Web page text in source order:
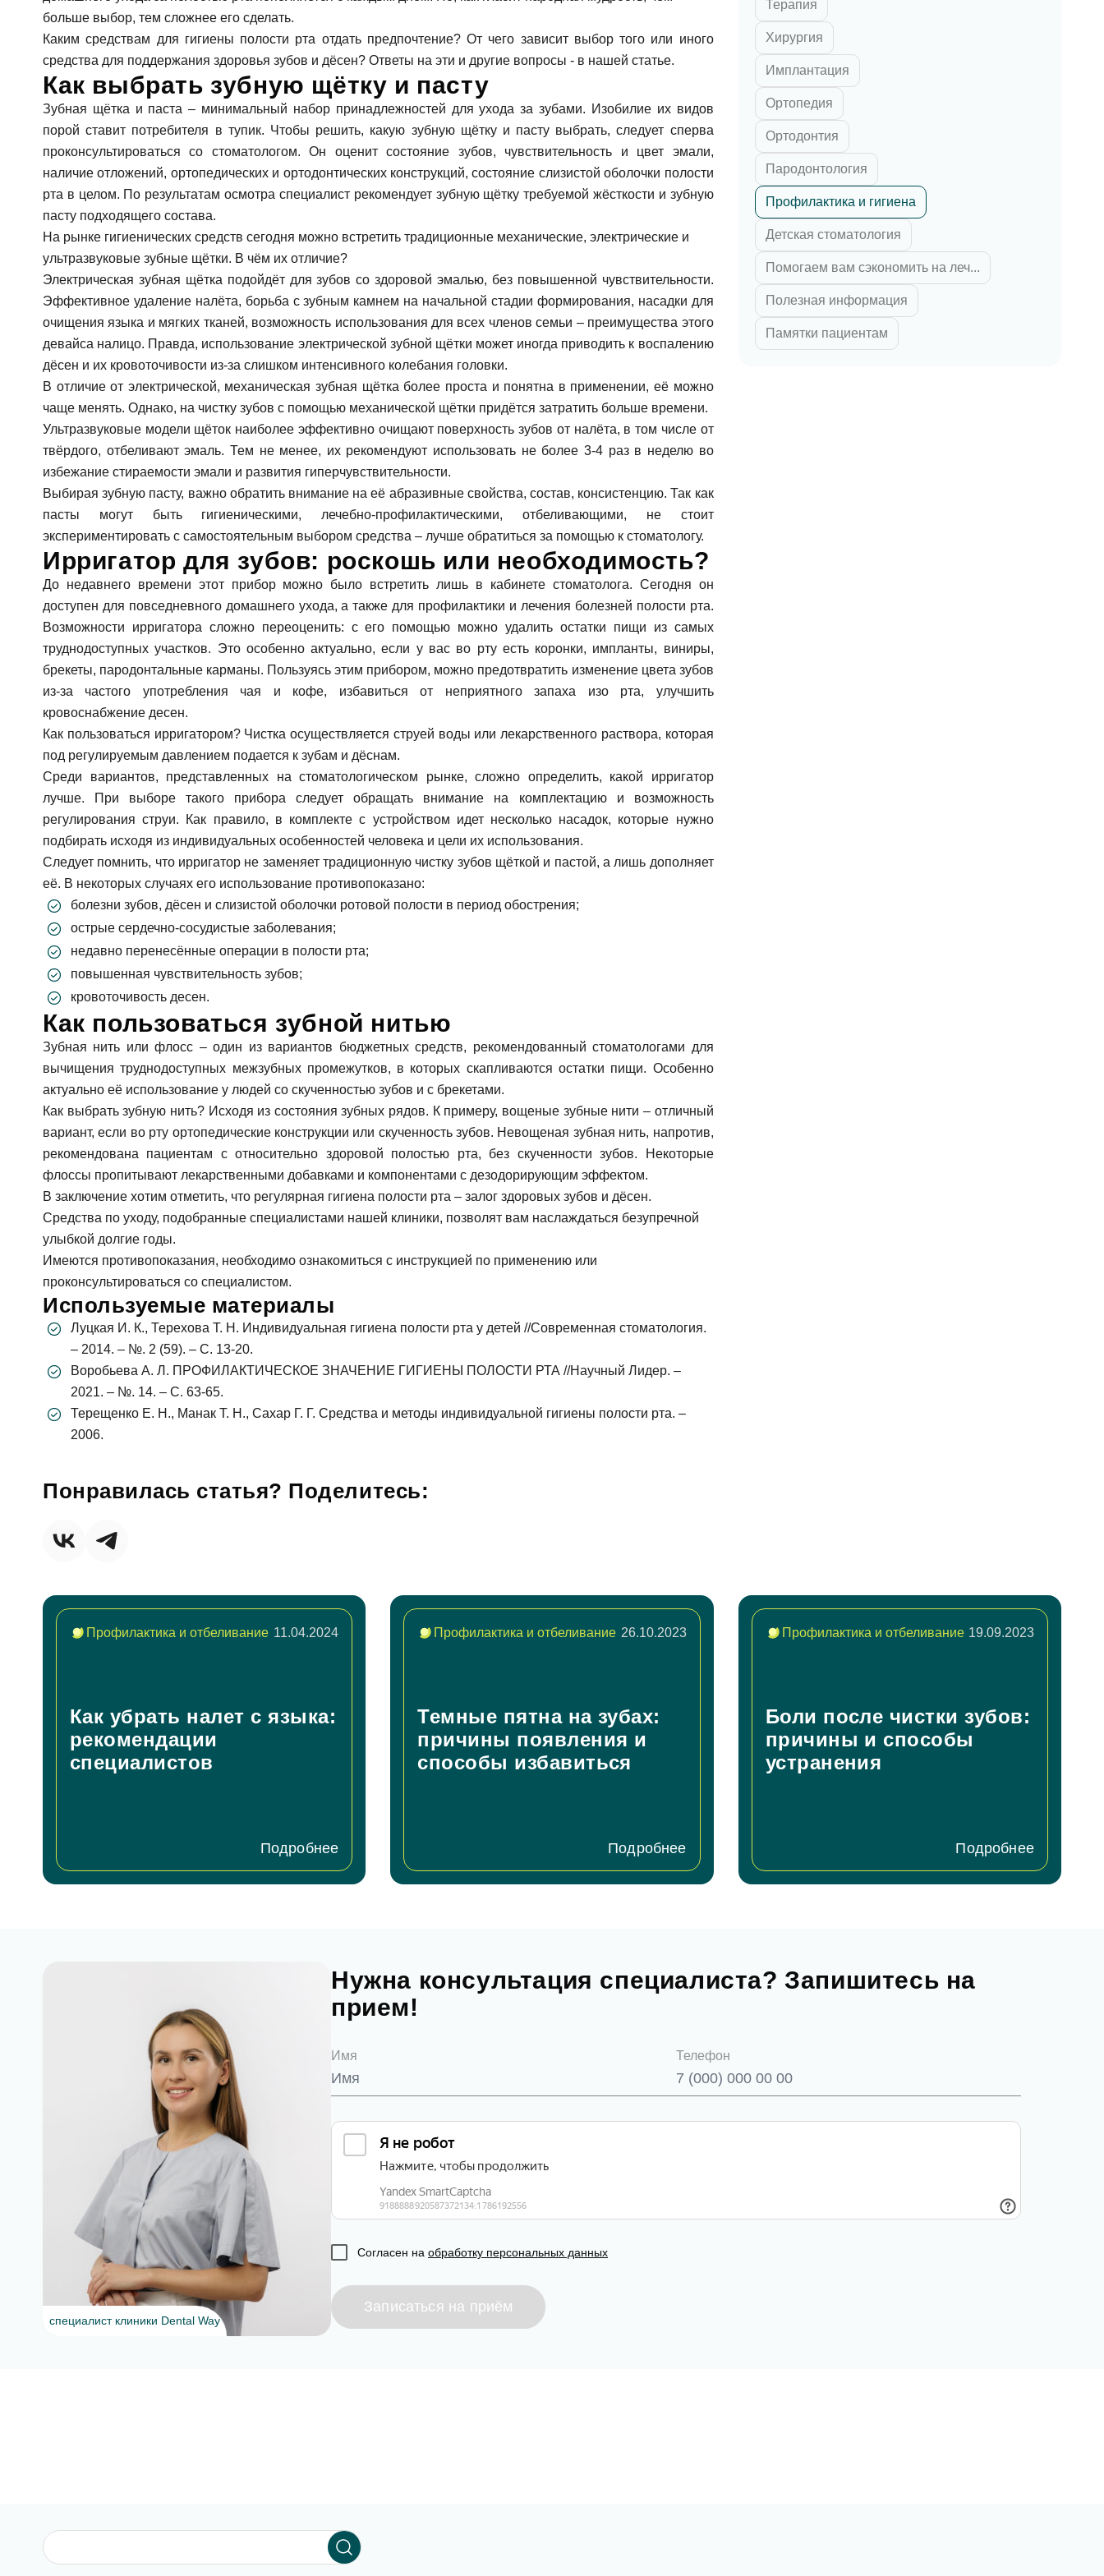
Импланты Straumann
Имплантация передних зубов
Имплантация нижней челюсти
Имплантация верхней челюсти
Ортопедия, протезирование: коронки, вкладки, виниры
Коронка из диоксида циркония
Керамическая коронка E-max
Ортодонтия (исправление прикуса): брекеты, элайнеры
Лечение десен (пародонтология)
Профилактика и профессиональная гигиена
Отбеливание зубов
Гигиена зубов детям и профилактика
больше выбор, тем сложнее его сделать.
Каким средствам для гигиены полости рта отдать предпочтение? От чего зависит выбор того или иного
средства для поддержания здоровья зубов и дёсен? Ответы на эти и другие вопросы - в нашей статье.
Как выбрать зубную щётку и пасту
Зубная щётка и паста – минимальный набор принадлежностей для ухода за зубами. Изобилие их видов
порой ставит потребителя в тупик. Чтобы решить, какую зубную щётку и пасту выбрать, следует сперва
проконсультироваться со стоматологом. Он оценит состояние зубов, чувствительность и цвет эмали,
наличие отложений, ортопедических и ортодонтических конструкций, состояние слизистой оболочки полости
рта в целом. По результатам осмотра специалист рекомендует зубную щётку требуемой жёсткости и зубную
пасту подходящего состава.
На рынке гигиенических средств сегодня можно встретить традиционные механические, электрические и
ультразвуковые зубные щётки. В чём их отличие?
Электрическая зубная щётка подойдёт для зубов со здоровой эмалью, без повышенной чувствительности.
Эффективное удаление налёта, борьба с зубным камнем на начальной стадии формирования, насадки для
очищения языка и мягких тканей, возможность использования для всех членов семьи – преимущества этого
девайса налицо. Правда, использование электрической зубной щётки может иногда приводить к воспалению
дёсен и их кровоточивости из-за слишком интенсивного колебания головки.
В отличие от электрической, механическая зубная щётка более проста и понятна в применении, её можно
чаще менять. Однако, на чистку зубов с помощью механической щётки придётся затратить больше времени.
Ультразвуковые модели щёток наиболее эффективно очищают поверхность зубов от налёта, в том числе от
твёрдого, отбеливают эмаль. Тем не менее, их рекомендуют использовать не более 3-4 раз в неделю во
избежание стираемости эмали и развития гиперчувствительности.
Выбирая зубную пасту, важно обратить внимание на её абразивные свойства, состав, консистенцию. Так как
пасты могут быть гигиеническими, лечебно-профилактическими, отбеливающими, не стоит
экспериментировать с самостоятельным выбором средства – лучше обратиться за помощью к стоматологу.
Ирригатор для зубов: роскошь или необходимость?
До недавнего времени этот прибор можно было встретить лишь в кабинете стоматолога. Сегодня он
доступен для повседневного домашнего ухода, а также для профилактики и лечения болезней полости рта.
Возможности ирригатора сложно переоценить: с его помощью можно удалить остатки пищи из самых
труднодоступных участков. Это особенно актуально, если у вас во рту есть коронки, импланты, виниры,
брекеты, пародонтальные карманы. Пользуясь этим прибором, можно предотвратить изменение цвета зубов
из-за частого употребления чая и кофе, избавиться от неприятного запаха изо рта, улучшить
кровоснабжение десен.
Как пользоваться ирригатором? Чистка осуществляется струей воды или лекарственного раствора, которая
под регулируемым давлением подается к зубам и дёснам.
Среди вариантов, представленных на стоматологическом рынке, сложно определить, какой ирригатор
лучше. При выборе такого прибора следует обращать внимание на комплектацию и возможность
регулирования струи. Как правило, в комплекте с устройством идет несколько насадок, которые нужно
подбирать исходя из индивидуальных особенностей человека и цели их использования.
Следует помнить, что ирригатор не заменяет традиционную чистку зубов щёткой и пастой, а лишь дополняет
её. В некоторых случаях его использование противопоказано:
болезни зубов, дёсен и слизистой оболочки ротовой полости в период обострения;
острые сердечно-сосудистые заболевания;
недавно перенесённые операции в полости рта;
повышенная чувствительность зубов;
кровоточивость десен.
Как пользоваться зубной нитью
Зубная нить или флосс – один из вариантов бюджетных средств, рекомендованный стоматологами для
вычищения труднодоступных межзубных промежутков, в которых скапливаются остатки пищи. Особенно
актуально её использование у людей со скученностью зубов и с брекетами.
Как выбрать зубную нить? Исходя из состояния зубных рядов. К примеру, вощеные зубные нити – отличный
вариант, если во рту ортопедические конструкции или скученность зубов. Невощеная зубная нить, напротив,
рекомендована пациентам с относительно здоровой полостью рта, без скученности зубов. Некоторые
флоссы пропитывают лекарственными добавками и компонентами с дезодорирующим эффектом.
В заключение хотим отметить, что регулярная гигиена полости рта – залог здоровых зубов и дёсен.
Средства по уходу, подобранные специалистами нашей клиники, позволят вам наслаждаться безупречной
улыбкой долгие годы.
Имеются противопоказания, необходимо ознакомиться с инструкцией по применению или
проконсультироваться со специалистом.
Используемые материалы
Луцкая И. К., Терехова Т. Н. Индивидуальная гигиена полости рта у детей //Современная стоматология.
– 2014. – №. 2 (59). – С. 13-20.
Воробьева А. Л. ПРОФИЛАКТИЧЕСКОЕ ЗНАЧЕНИЕ ГИГИЕНЫ ПОЛОСТИ РТА //Научный Лидер. –
2021. – №. 14. – С. 63-65.
Терещенко Е. Н., Манак Т. Н., Сахар Г. Г. Средства и методы индивидуальной гигиены полости рта. –
2006.
Понравилась статья? Поделитесь:
Терапия
Хирургия
Имплантация
Ортопедия
Ортодонтия
Пародонтология
Профилактика и гигиена
Детская стоматология
Помогаем вам сэкономить на леч...
Полезная информация
Памятки пациентам
Профилактика и отбеливание 11.04.2024
Как убрать налет с языка:
рекомендации
специалистов
Подробнее
Профилактика и отбеливание 26.10.2023
Темные пятна на зубах:
причины появления и
способы избавиться
Подробнее
Профилактика и отбеливание 19.09.2023
Боли после чистки зубов:
причины и способы
устранения
Подробнее
Нужна консультация специалиста? Запишитесь на
прием!
Имя Телефон
Согласен на обработку персональных данных
Записаться на приём
специалист клиники Dental Way
Запись на прием
Телефон
Задать вопрос
ФИО
Телефон
Заявка отправлена!
Мы свяжемся с вами в ближайшее время